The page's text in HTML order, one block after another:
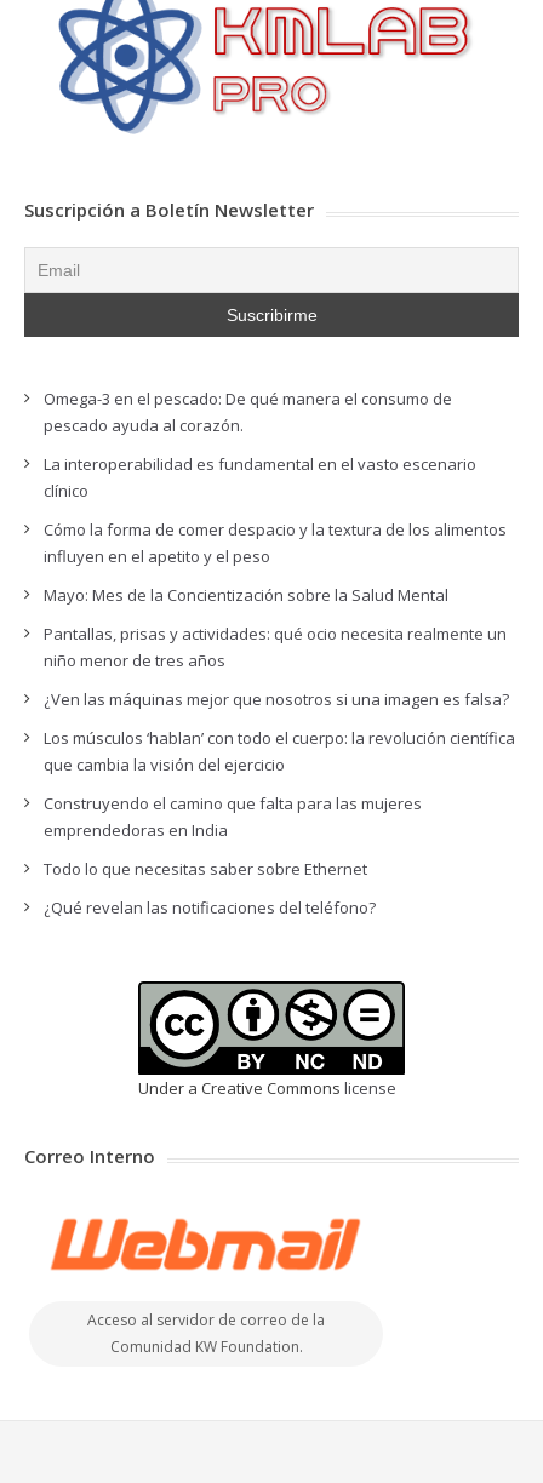
Suscripción a Boletín Newsletter
Omega-3 en el pescado: De qué manera el consumo de
pescado ayuda al corazón.
La interoperabilidad es fundamental en el vasto escenario
clínico
Cómo la forma de comer despacio y la textura de los alimentos
influyen en el apetito y el peso
Mayo: Mes de la Concientización sobre la Salud Mental
Pantallas, prisas y actividades: qué ocio necesita realmente un
niño menor de tres años
¿Ven las máquinas mejor que nosotros si una imagen es falsa?
Los músculos ‘hablan’ con todo el cuerpo: la revolución científica
que cambia la visión del ejercicio
Construyendo el camino que falta para las mujeres
emprendedoras en India
Todo lo que necesitas saber sobre Ethernet
¿Qué revelan las notificaciones del teléfono?
Under a Creative Commons license
Correo Interno
Acceso al servidor de correo de la
Comunidad KW Foundation.